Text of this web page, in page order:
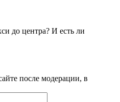
до центра? И есть ли
после модерации, в